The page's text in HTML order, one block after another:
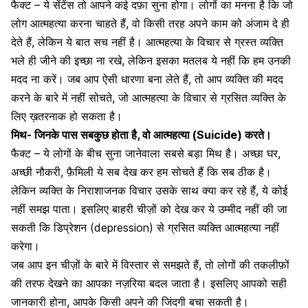
फैक्ट – ये सेंटेंस तो आपने कई दफ़ा सुना होगा। लोगों का मनना है कि जो
लोग आत्महत्या करना चाहते हैं, वो किसी तरह अपने काम को अंजाम दे ही
देते हैं, लेकिन ये बात सच नहीं है। आत्महत्या के विचार से ग्रस्तव्यक्ति
भले ही जीने की इच्छा ना रखे, लेकिन इसका मतलब ये नहीं कि हम उनकी
मदद ना करें। जब आप ऐसी धारणा बना लेते हैं, तो आप व्यक्ति की मदद
करने के बारे में नहीं सोचते, जो आत्महत्या के विचार से ग्रसित व्यक्ति के
लिए ख़तरनाक हो सकता है।
मिथ- जिनके पास सबकुछ होता है, वो आत्महत्या (Suicide) करते।
फैक्ट – ये लोगों के बीच सुना जानेवाला सबसे बड़ा मिथ है। अच्छा घर,
अच्छी नौकरी, फ़ैमिली ये सब देख कर हम सोचते हैं कि सब ठीक है।
लेकिन व्यक्ति के निराशाजनक विचार उसके साथ क्या कर रहे हैं, ये कोई
नहीं समझ पाता। इसलिए बाहरी चीज़ों को देख कर ये उम्मीद नहीं की जा
सकती किडिप्रेशन (depression) से ग्रसित व्यक्तिआत्महत्या नहीं
करेगा।
जब आप इन चीज़ों के बारे में विस्तार से समझते हैं, तो लोगों की तकलीफ़ों
की तरफ देखने का आपका नज़रिया बदल जाता है। इसलिए आपको सही
जानकारी होना, आपके किसी अपने की जिंदगी बचा सकती है।